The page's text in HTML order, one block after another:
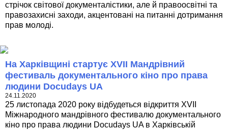
стрічок світової документалістики, але й правоосвітні та
правозахисні заходи, акцентовані на питанні дотримання
прав молоді.
На Харківщині стартує XVІI Мандрівний
фестиваль документального кіно про права
людини Docudays UA
24.11.2020
25 листопада 2020 року відбудеться відкриття XVІI
Міжнародного мандрівного фестивалю документального
кіно про права людини Docudays UA в Харківській